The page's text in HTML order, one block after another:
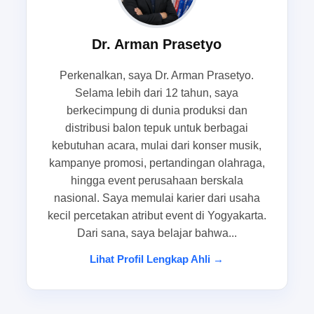
suasana terlihat lebih kompak. Itulah sebabnya
balontepuk.net hadir sebagai solusi yang relevan
bagi Anda yang ingin beli balon tepuk untuk event
sesuai target acara.
Peran balon tepuk dalam pertandingan
olahraga, karnaval sekolah, dan
gathering komunitas
Di pertandingan olahraga, balon tepuk menjadi
salah satu atribut yang paling efektif untuk
menghidupkan tribun. Ketika koordinator suporter
membagikan balon suporter secara merata,
Dr. Arman Prasetyo
Perkenalkan, saya Dr. Arman Prasetyo.
Selama lebih dari 12 tahun, saya
berkecimpung di dunia produksi dan
distribusi balon tepuk untuk berbagai
kebutuhan acara, mulai dari konser musik,
kampanye promosi, pertandingan olahraga,
hingga event perusahaan berskala
nasional. Saya memulai karier dari usaha
kecil percetakan atribut event di Yogyakarta.
Dari sana, saya belajar bahwa...
Lihat Profil Lengkap Ahli →